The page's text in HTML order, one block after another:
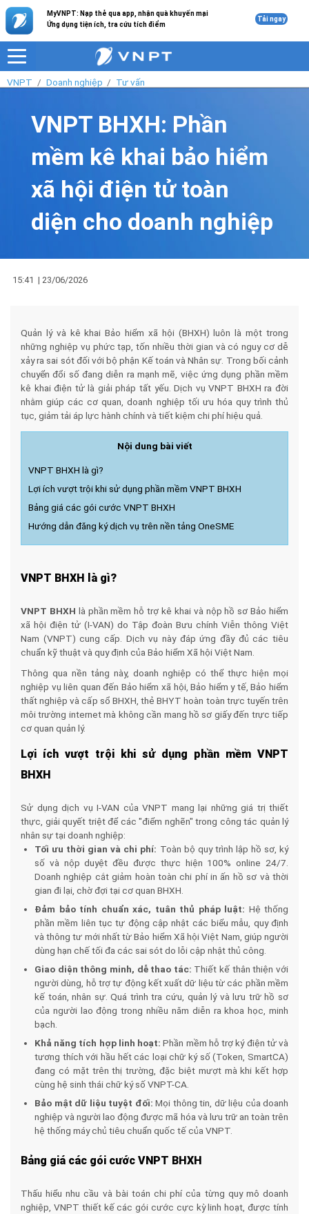
MyVNPT: Nạp thẻ qua app, nhận quà khuyến mại
Ứng dụng tiện ích, tra cứu tích điểm
Tải ngay
VNPT Doanh nghiệp Tư vấn
VNPT BHXH: Phần
mềm kê khai bảo hiểm
xã hội điện tử toàn
diện cho doanh nghiệp
15:41 | 23/06/2026
Quản lý và kê khai Bảo hiểm xã hội (BHXH) luôn là một trong
những nghiệp vụ phức tạp, tốn nhiều thời gian và có nguy cơ dễ
xảy ra sai sót đối với bộ phận Kế toán và Nhân sự. Trong bối cảnh
chuyển đổi số đang diễn ra mạnh mẽ, việc ứng dụng phần mềm
kê khai điện tử là giải pháp tất yếu. Dịch vụ VNPT BHXH ra đời
nhằm giúp các cơ quan, doanh nghiệp tối ưu hóa quy trình thủ
tục, giảm tải áp lực hành chính và tiết kiệm chi phí hiệu quả.
Nội dung bài viết
VNPT BHXH là gì?
Lợi ích vượt trội khi sử dụng phần mềm VNPT BHXH
Bảng giá các gói cước VNPT BHXH
Hướng dẫn đăng ký dịch vụ trên nền tảng OneSME
VNPT BHXH là gì?
VNPT BHXH là phần mềm hỗ trợ kê khai và nộp hồ sơ Bảo hiểm
xã hội điện tử (I-VAN) do Tập đoàn Bưu chính Viễn thông Việt
Nam (VNPT) cung cấp. Dịch vụ này đáp ứng đầy đủ các tiêu
chuẩn kỹ thuật và quy định của Bảo hiểm Xã hội Việt Nam.
Thông qua nền tảng này, doanh nghiệp có thể thực hiện mọi
nghiệp vụ liên quan đến Bảo hiểm xã hội, Bảo hiểm y tế, Bảo hiểm
thất nghiệp và cấp sổ BHXH, thẻ BHYT hoàn toàn trực tuyến trên
môi trường internet mà không cần mang hồ sơ giấy đến trực tiếp
cơ quan quản lý.
Lợi ích vượt trội khi sử dụng phần mềm VNPT
BHXH
Sử dụng dịch vụ I-VAN của VNPT mang lại những giá trị thiết
thực, giải quyết triệt để các "điểm nghẽn" trong công tác quản lý
nhân sự tại doanh nghiệp:
Tối ưu thời gian và chi phí: Toàn bộ quy trình lập hồ sơ, ký
số và nộp duyệt đều được thực hiện 100% online 24/7.
Doanh nghiệp cắt giảm hoàn toàn chi phí in ấn hồ sơ và thời
gian đi lại, chờ đợi tại cơ quan BHXH.
Đảm bảo tính chuẩn xác, tuân thủ pháp luật: Hệ thống
phần mềm liên tục tự động cập nhật các biểu mẫu, quy định
và thông tư mới nhất từ Bảo hiểm Xã hội Việt Nam, giúp người
dùng hạn chế tối đa các sai sót do lỗi cập nhật thủ công.
Giao diện thông minh, dễ thao tác: Thiết kế thân thiện với
người dùng, hỗ trợ tự động kết xuất dữ liệu từ các phần mềm
kế toán, nhân sự. Quá trình tra cứu, quản lý và lưu trữ hồ sơ
của người lao động trong nhiều năm diễn ra khoa học, minh
bạch.
Khả năng tích hợp linh hoạt: Phần mềm hỗ trợ ký điện tử và
tương thích với hầu hết các loại chữ ký số (Token, SmartCA)
đang có mặt trên thị trường, đặc biệt mượt mà khi kết hợp
cùng hệ sinh thái chữ ký số VNPT-CA.
Bảo mật dữ liệu tuyệt đối: Mọi thông tin, dữ liệu của doanh
nghiệp và người lao động được mã hóa và lưu trữ an toàn trên
hệ thống máy chủ tiêu chuẩn quốc tế của VNPT.
Bảng giá các gói cước VNPT BHXH
Thấu hiểu nhu cầu và bài toán chi phí của từng quy mô doanh
nghiệp, VNPT thiết kế các gói cước cực kỳ linh hoạt, được tính